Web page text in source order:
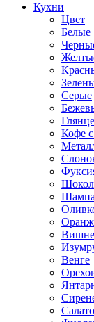
Кухни
Цвет
Белые
Серые
Кофе
Венге